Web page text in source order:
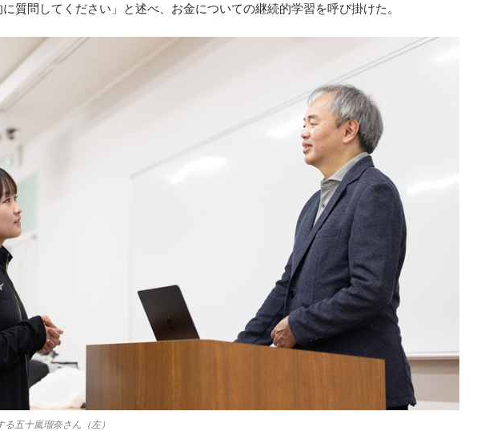
質問してください」と述べ、お金についての継続的学習を呼び掛けた。
五十嵐瑠奈さん（左）